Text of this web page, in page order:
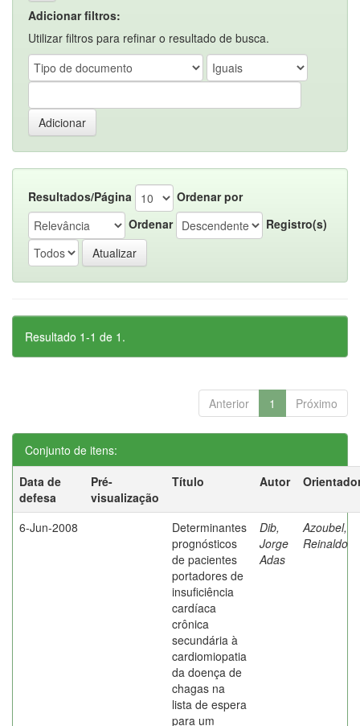
Adicionar filtros:
Utilizar filtros para refinar o resultado de busca.
Resultados/Página
Ordenar por
Ordenar
Registro(s)
Resultado 1-1 de 1.
Anterior 1 Próximo
Conjunto de itens:
Data de
defesa
Pré-
visualização
Título Autor
6-Jun-2008
Determinantes
prognósticos
de pacientes
portadores de
insuficiência
cardíaca
crônica
secundária à
cardiomiopatia
da doença de
chagas na
lista de espera
para um
Dib,
Jorge
Adas
Azoubel,
Reinaldo